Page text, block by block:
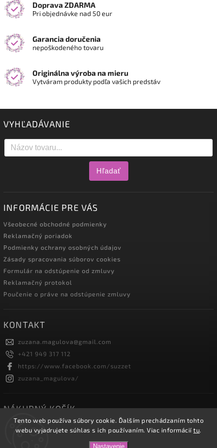
Tento web používa súbory cookie. Ďalším prechádzaním tohto
webu vyjadrujete súhlas s ich používaním. Viac informáciítu.
Nastavenie
Doprava ZDARMA
Pri objednávke nad 50 eur
Garancia doručenia
nepoškodeného tovaru
Originálna výroba na mieru
Vytváram produkty podľa vašich predstáv
VYHĽADÁVANIE
Hľadať
INFORMÁCIE PRE VÁS
Všeobecné obchodné podmienky
Reklamačný poriadok
Podmienky ochrany osobných údajov
Zásady spracovania súborov cookies
Formulár na odstúpenie od zmluvy
Reklamačný protokol
Poučenie o práve na odstúpenie zmluvy
KONTAKT
zuzana.magulova@gmail.com
+421 949 317 112
https://www.facebook.com/suzzet
zuzana_magulova/
NÁKUPNÝ KOŠÍK
0 ks /0 €